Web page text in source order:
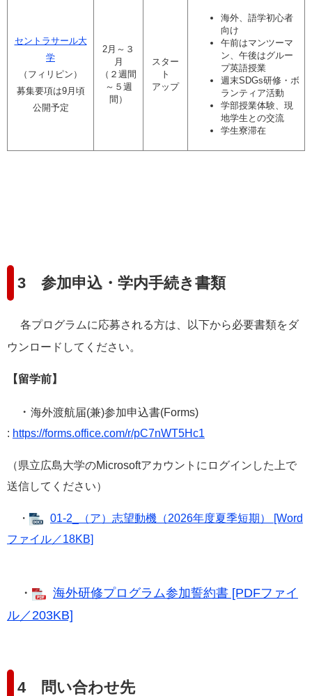
セントラサール大
学
（フィリピン）
募集要項は9月頃
公開予定
2月～３
月
（２週間
～５週
間）
スター
ト
アップ
海外、語学初心者
向け
午前はマンツーマ
ン、午後はグルー
プ英語授業
週末SDGs研修・ボ
ランティア活動
学部授業体験、現
地学生との交流
学生寮滞在
3 参加申込・学内手続き書類
各プログラムに応募される方は、以下から必要書類をダ
ウンロードしてください。
【留学前】
・ 海外渡航届(兼)参加申込書(Forms)​
: https://forms.office.com/r/pC7nWT5Hc1
（県立広島大学のMicrosoftアカウントにログインした上で
送信してください）​
・
01-2_（ア）志望動機（2026年度夏季短期） [Word
ファイル／18KB]
・
海外研修プログラム参加誓約書 [PDFファイ
ル／203KB]
4 問い合わせ先